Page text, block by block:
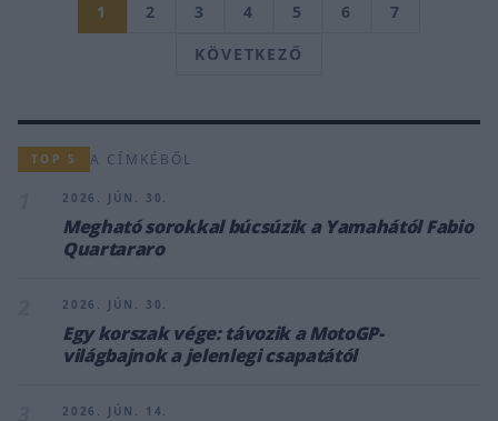
1 2 3 4 5 6
7
KÖVETKEZŐ
TOP 5 A CÍMKÉBŐL
2026. JÚN. 30.
Megható sorokkal búcsúzik a Yamahától Fabio
Quartararo
2026. JÚN. 30.
Egy korszak vége: távozik a MotoGP-
világbajnok a jelenlegi csapatától
2026. JÚN. 14.